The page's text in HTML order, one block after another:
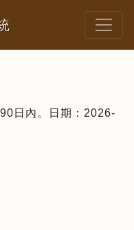
日內。日期：2026-